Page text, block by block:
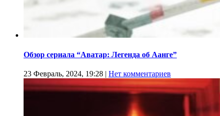
Обзор сериала “Аватар: Легенда об Аанге”
23 Февраль, 2024, 19:28 | Нет комментариев